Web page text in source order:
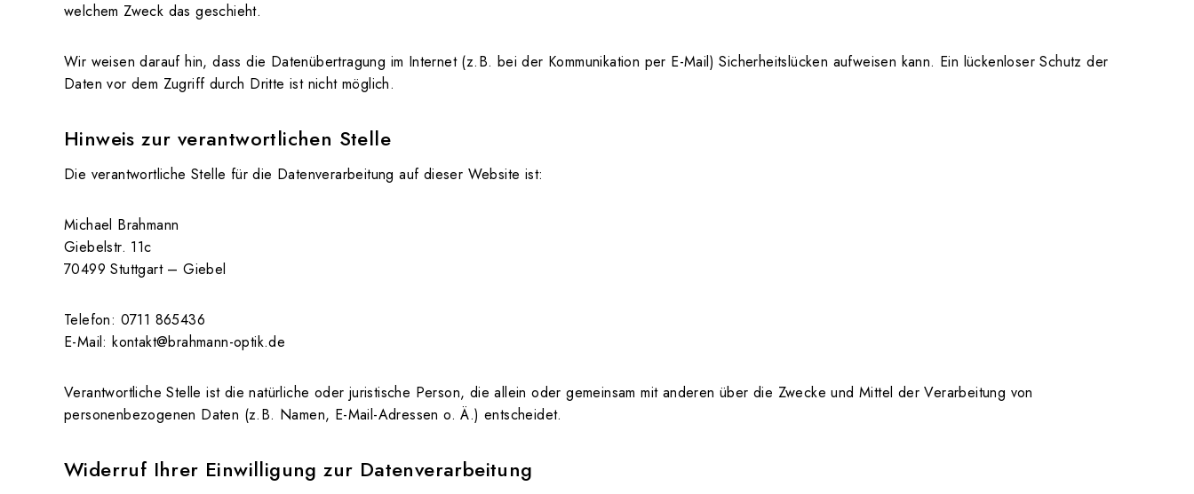
welchem Zweck das geschieht.
Wir weisen darauf hin, dass die Datenübertragung im Internet (z.B. bei der Kommunikation per E-Mail) Sicherheitslücken aufweisen kann. Ein lückenloser Schutz der
Daten vor dem Zugriff durch Dritte ist nicht möglich.
Hinweis zur verantwortlichen Stelle
Die verantwortliche Stelle für die Datenverarbeitung auf dieser Website ist:
Michael Brahmann
Giebelstr. 11c
70499 Stuttgart – Giebel
Telefon: 0711 865436
E-Mail: kontakt@brahmann-optik.de
Verantwortliche Stelle ist die natürliche oder juristische Person, die allein oder gemeinsam mit anderen über die Zwecke und Mittel der Verarbeitung von
personenbezogenen Daten (z.B. Namen, E-Mail-Adressen o. Ä.) entscheidet.
Widerruf Ihrer Einwilligung zur Datenverarbeitung